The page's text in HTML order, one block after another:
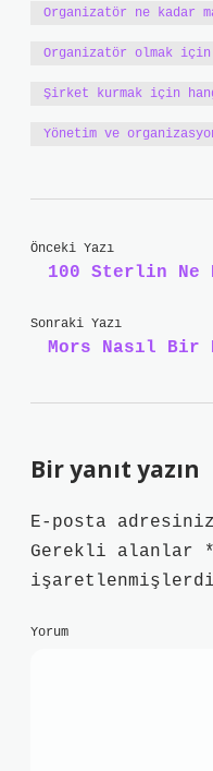
Organizatör ne kadar
Organizatör olmak için
Şirket kurmak için
Yönetim ve
Önceki Yazı
100 Sterlin Ne
Sonraki Yazı
Mors Nasıl Bir
Bir yanıt yazın
E-posta adresiniz
Gerekli alanlar
*
Yorum